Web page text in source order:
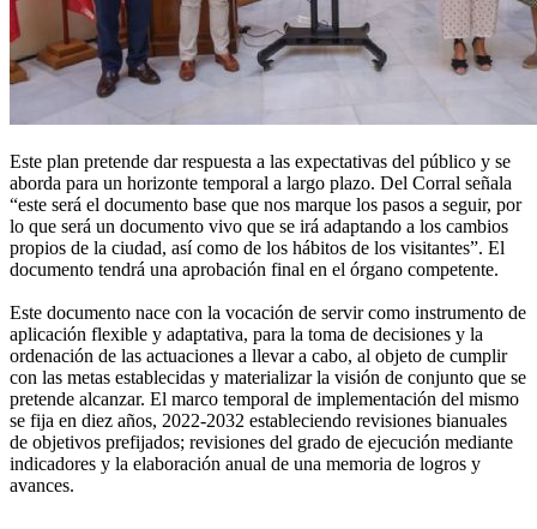
Este plan pretende dar respuesta a las expectativas del público y se
aborda para un horizonte temporal a largo plazo. Del Corral señala
“este será el documento base que nos marque los pasos a seguir, por
lo que será un documento vivo que se irá adaptando a los cambios
propios de la ciudad, así como de los hábitos de los visitantes”. El
documento tendrá una aprobación final en el órgano competente.
Este documento nace con la vocación de servir como instrumento de
aplicación flexible y adaptativa, para la toma de decisiones y la
ordenación de las actuaciones a llevar a cabo, al objeto de cumplir
con las metas establecidas y materializar la visión de conjunto que se
pretende alcanzar. El marco temporal de implementación del mismo
se fija en diez años, 2022-2032 estableciendo revisiones bianuales
de objetivos prefijados; revisiones del grado de ejecución mediante
indicadores y la elaboración anual de una memoria de logros y
avances.